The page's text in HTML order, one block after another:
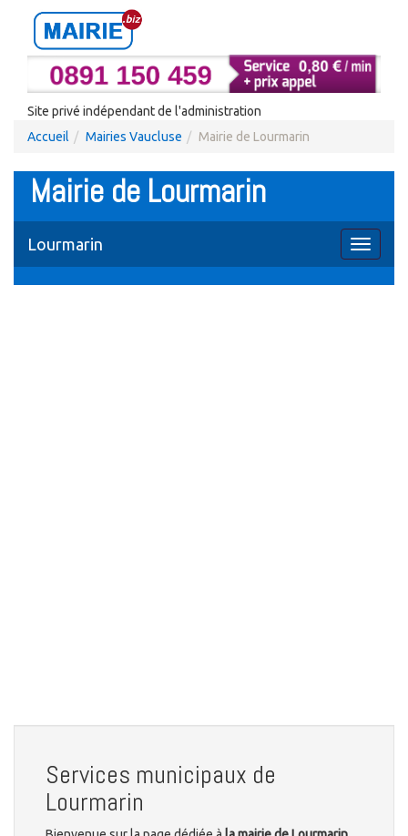
Site privé indépendant de l'administration
Accueil
Mairies Vaucluse Mairie de Lourmarin
Mairie de Lourmarin
Toggle
Lourmarin
Services municipaux de
Lourmarin